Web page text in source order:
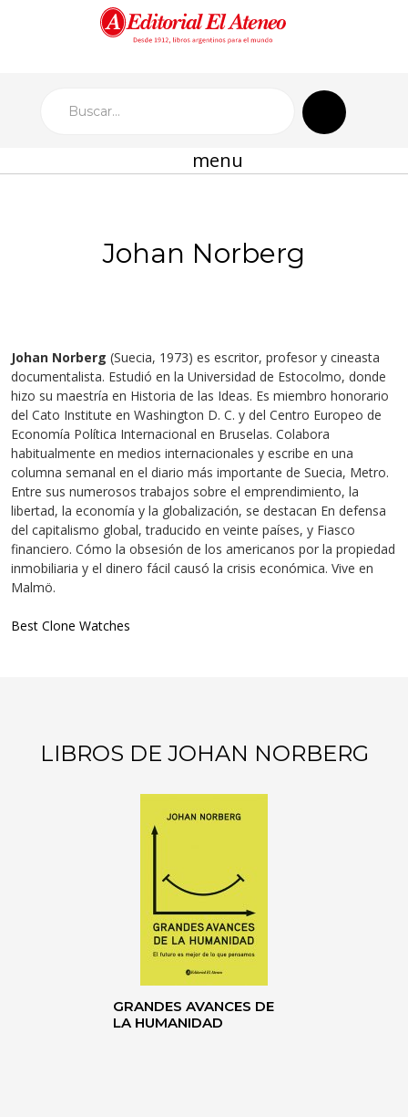
menu
Johan Norberg
Johan Norberg (Suecia, 1973) es escritor, profesor y cineasta
documentalista. Estudió en la Universidad de Estocolmo, donde
hizo su maestría en Historia de las Ideas. Es miembro honorario
del Cato Institute en Washington D. C. y del Centro Europeo de
Economía Política Internacional en Bruselas. Colabora
habitualmente en medios internacionales y escribe en una
columna semanal en el diario más importante de Suecia, Metro.
Entre sus numerosos trabajos sobre el emprendimiento, la
libertad, la economía y la globalización, se destacan En defensa
del capitalismo global, traducido en veinte países, y Fiasco
financiero. Cómo la obsesión de los americanos por la propiedad
inmobiliaria y el dinero fácil causó la crisis económica. Vive en
Malmö.
Best Clone Watches
LIBROS DE JOHAN NORBERG
GRANDES AVANCES DE
LA HUMANIDAD